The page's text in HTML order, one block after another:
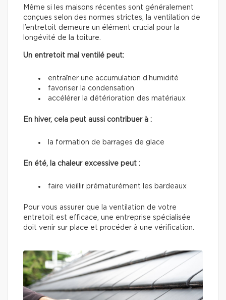
Même si les maisons récentes sont généralement
conçues selon des normes strictes, la ventilation de
l’entretoit demeure un élément crucial pour la
longévité de la toiture.
Un entretoit mal ventilé peut:
entraîner une accumulation d’humidité
favoriser la condensation
accélérer la détérioration des matériaux
En hiver, cela peut aussi contribuer à :
la formation de barrages de glace
En été, la chaleur excessive peut :
faire vieillir prématurément les bardeaux
Pour vous assurer que la ventilation de votre
entretoit est efficace, une entreprise spécialisée
doit venir sur place et procéder à une vérification.